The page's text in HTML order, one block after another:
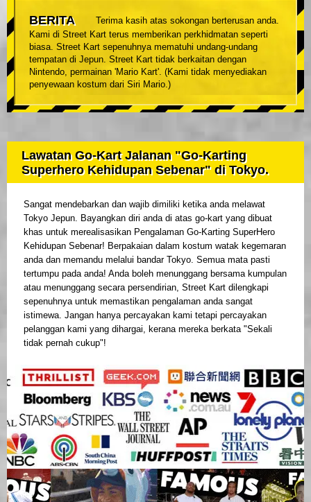
BERITA
Terima kasih atas sokongan berterusan anda.
Kami di Street Kart terus memberikan perkhidmatan seperti
biasa. Street Kart sepenuhnya mematuhi undang-undang
tempatan di Jepun. Street Kart tidak berkaitan dengan
Nintendo, permainan 'Mario Kart'. (Kami tidak menyediakan
penyewaan kostum dari Siri Mario.)
Lawatan Go-Kart Jalanan "Go-Karting
Superhero Kehidupan Sebenar" di Tokyo.
Sangat mendebarkan dan wajib dimiliki ketika anda melawat
Tokyo Jepun. Bayangkan diri anda di atas go-kart yang dibuat
khas untuk merealisasikan Pengalaman Go-Karting SuperHero
Kehidupan Sebenar! Berpakaian dalam kostum watak kegemaran
anda dan memandu melalui bandar Tokyo. Semua mata pasti
tertumpu pada anda! Anda boleh menunggang bersama kumpulan
atau menunggang secara persendirian, Street Kart dilengkapi
sepenuhnya untuk memastikan pengalaman anda sangat
istimewa. Jangan hanya percayakan kami tetapi percayakan
pelanggan kami yang dihargai, kerana mereka berkata "Sekali
tidak pernah cukup"!